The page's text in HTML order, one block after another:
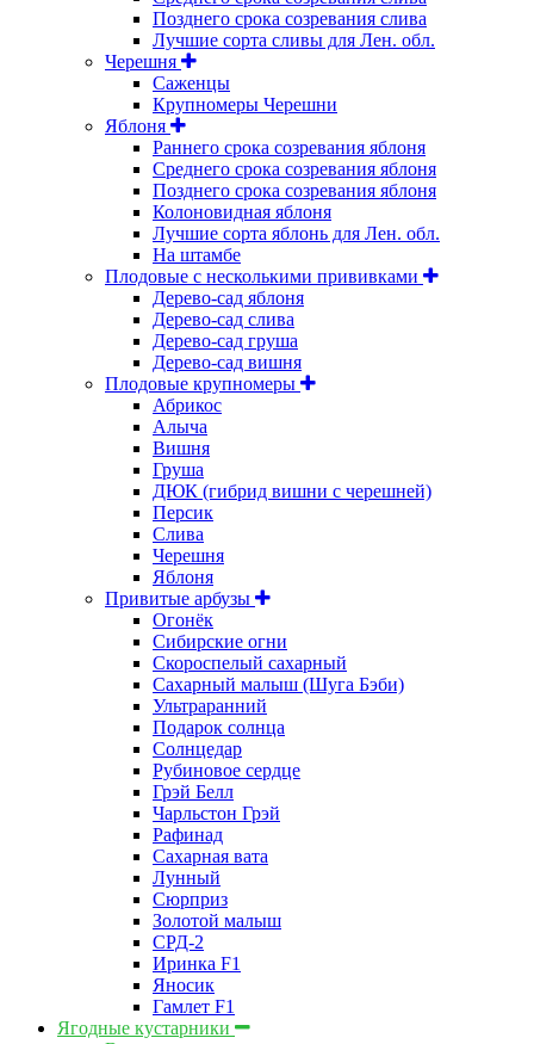
Позднего срока созревания слива
Лучшие сорта сливы для Лен. обл.
Черешня
Саженцы
Крупномеры Черешни
Яблоня
Раннего срока созревания яблоня
Среднего срока созревания яблоня
Позднего срока созревания яблоня
Колоновидная яблоня
Лучшие сорта яблонь для Лен. обл.
На штамбе
Плодовые с несколькими прививками
Дерево-сад яблоня
Дерево-сад слива
Дерево-сад груша
Дерево-сад вишня
Плодовые крупномеры
Абрикос
Алыча
Вишня
Груша
ДЮК (гибрид вишни с черешней)
Персик
Слива
Черешня
Яблоня
Привитые арбузы
Огонёк
Сибирские огни
Скороспелый сахарный
Сахарный малыш (Шуга Бэби)
Ультраранний
Подарок солнца
Солнцедар
Рубиновое сердце
Грэй Белл
Чарльстон Грэй
Рафинад
Сахарная вата
Лунный
Сюрприз
Золотой малыш
СРД-2
Иринка F1
Яносик
Гамлет F1
Ягодные кустарники